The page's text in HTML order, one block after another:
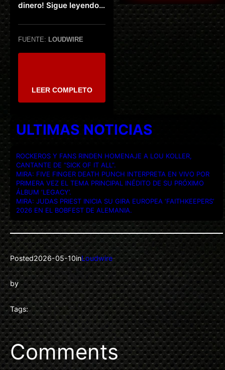
dinero! Sigue leyendo…
FUENTE: LOUDWIRE
LEER COMPLETO
ULTIMAS NOTICIAS
ROCKEROS Y FANS RINDEN HOMENAJE A LOU KOLLER,
CANTANTE DE “SICK OF IT ALL”.
MIRA: FIVE FINGER DEATH PUNCH INTERPRETA EN VIVO POR
PRIMERA VEZ EL TEMA PRINCIPAL INÉDITO DE SU PRÓXIMO
ÁLBUM ‘LEGACY’.
MIRA: JUDAS PRIEST INICIA SU GIRA EUROPEA ‘FAITHKEEPERS’
2026 EN EL BOBFEST DE ALEMANIA.
Posted2026-05-10inLoudwire
by
Tags:
Comments